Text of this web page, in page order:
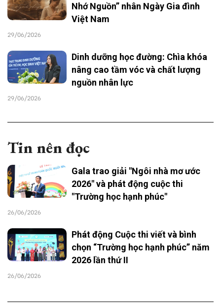
Nhớ Nguồn” nhân Ngày Gia đình
Việt Nam
29/06/2026
Dinh dưỡng học đường: Chìa khóa
nâng cao tầm vóc và chất lượng
nguồn nhân lực
29/06/2026
Tin nên đọc
Gala trao giải "Ngôi nhà mơ ước
2026" và phát động cuộc thi
"Trường học hạnh phúc"
26/06/2026
Phát động Cuộc thi viết và bình
chọn “Trường học hạnh phúc” năm
2026 lần thứ II
26/06/2026